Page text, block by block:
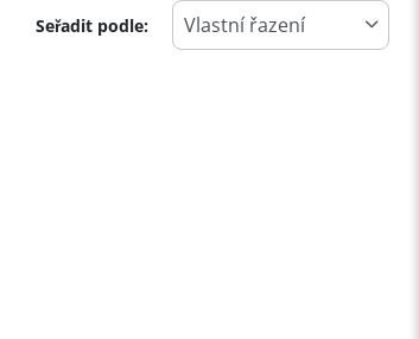
Seřadit podle: